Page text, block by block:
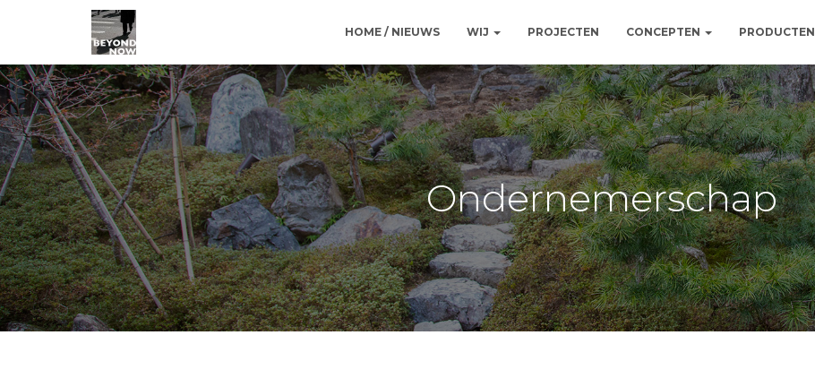
HOME / NIEUWS WIJ PROJECTEN CONCEPTEN PRODUCTEN
Ondernemerschap